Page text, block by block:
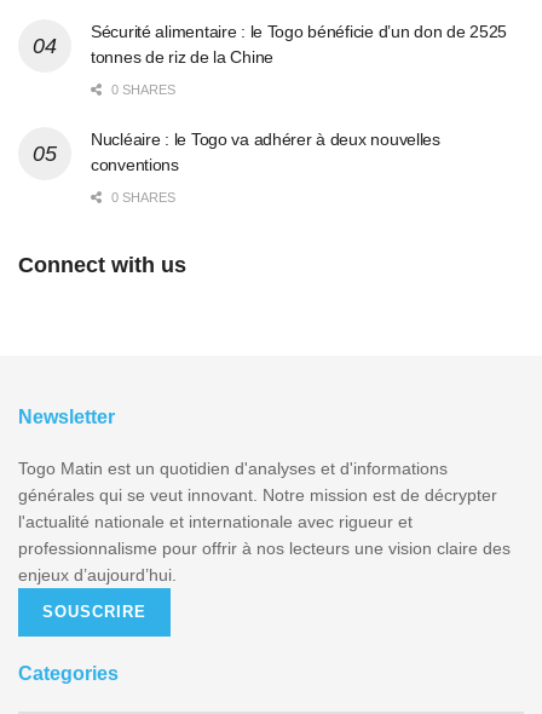
Sécurité alimentaire : le Togo bénéficie d’un don de 2525
tonnes de riz de la Chine
0 SHARES
Nucléaire : le Togo va adhérer à deux nouvelles
conventions
0 SHARES
Connect with us
Newsletter
Togo Matin est un quotidien d'analyses et d'informations
générales qui se veut innovant. Notre mission est de décrypter
l'actualité nationale et internationale avec rigueur et
professionnalisme pour offrir à nos lecteurs une vision claire des
enjeux d’aujourd’hui.
SOUSCRIRE
Categories